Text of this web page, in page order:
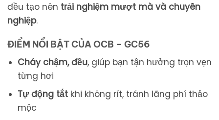
đều tạo nên trải nghiệm mượt mà và chuyên
nghiệp.
ĐIỂM NỔI BẬT CỦA OCB – GC56
Cháy chậm, đều, giúp bạn tận hưởng trọn vẹn
từng hơi
Tự động tắtkhi không rít, tránh lãng phí thảo
mộc